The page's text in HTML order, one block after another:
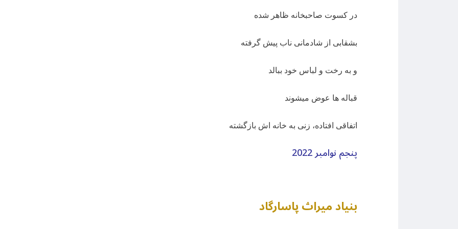
در کسوت صاحبخانه ظاهر شده
بشقابی از شادمانی ناب پیش گرفته
و به رخت و لباس خود ببالد
قباله ها عوض میشوند
اتفاقی افتاده، زنی به خانه اش بازگشته
پنجم نوامبر2022
بنیاد میراث پاسارگاد